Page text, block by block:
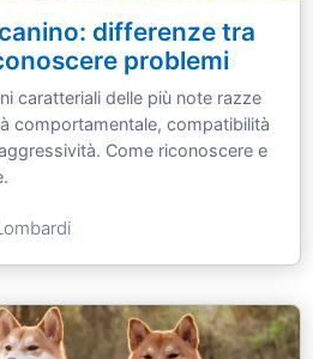
differenze tra
problemi
caratteriali delle più note razze
comportamentale, compatibilità
Come riconoscere e